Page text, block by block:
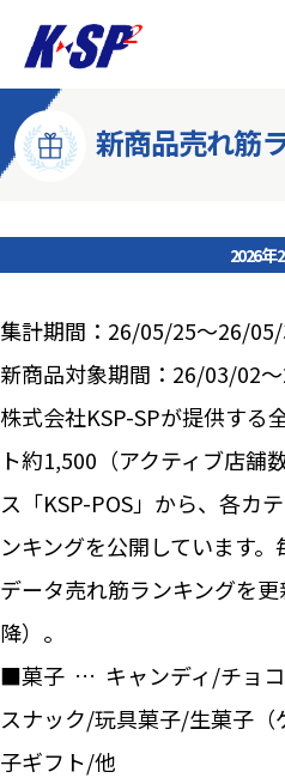
新商品売れ筋
2026年
集計期間：26/05/25～26/
新商品対象期間：26/03/02
株式会社KSP-SPが提供する
ト約1,500（アクティブ店舗
ス「KSP-POS」から、各カ
ンキングを公開しています
データ売れ筋ランキングを
降）。
■菓子 … キャンディ/チョ
スナック/玩具菓子/生菓子
子ギフト/他